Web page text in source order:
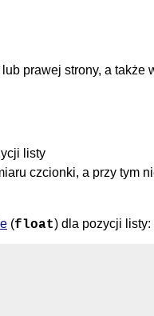
prawej strony, a także
listy
czcionki, a przy tym
(float) dla pozycji listy: